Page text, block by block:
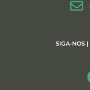
SIGA-NOS